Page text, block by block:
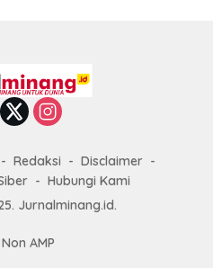
Redaksi
Disclaimer
Hubungi Kami
Jurnalminang.id.
AMP